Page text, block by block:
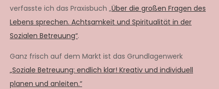
verfasste ich das Praxisbuch „Über die großen Fragen des
Lebens sprechen. Achtsamkeit und Spiritualität in der
Sozialen Betreuung“.
Ganz frisch auf dem Markt ist das Grundlagenwerk
„Soziale Betreuung: endlich klar! Kreativ und individuell
planen und anleiten.“